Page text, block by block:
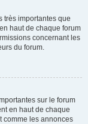
très importantes que
haut de chaque forum
concernant les
du forum.
sur le forum
en haut de chaque
comme les annonces